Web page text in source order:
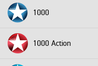
1000
1000 Action